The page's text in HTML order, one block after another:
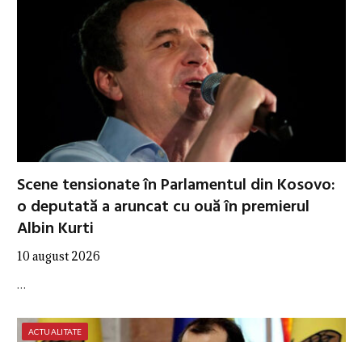
Scene tensionate în Parlamentul din Kosovo:
o deputată a aruncat cu ouă în premierul
Albin Kurti
10 august 2026
…
ACTUALITATE